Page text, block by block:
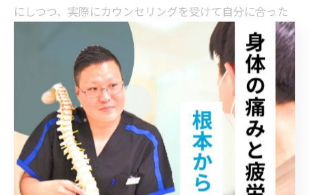
にしつつ、実際にカウンセリングを受けて自分に合った
院を選ぶことが、慢性痛からの根本改善への第一歩とな
女性も安心の整骨院活用術と慢性痛対
策